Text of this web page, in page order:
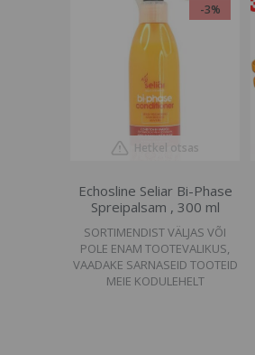
-3%
Hetkel otsas
Echosline Seliar Bi-Phase
Spreipalsam , 300 ml
SORTIMENDIST VÄLJAS VÕI
POLE ENAM TOOTEVALIKUS,
VAADAKE SARNASEID TOOTEID
MEIE KODULEHELT